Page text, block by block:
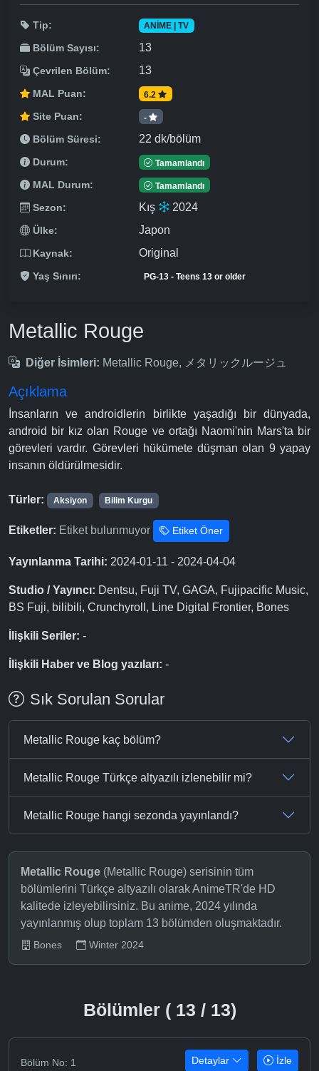
Tip: ANIME | TV
Bölüm Sayısı: 13
Çevrilen Bölüm: 13
MAL Puan: 6.2
Site Puan: -
Bölüm Süresi: 22 dk/bölüm
Durum: Tamamlandı
MAL Durum: Tamamlandı
Sezon: Kış 2024
Ülke: Japon
Kaynak: Original
Yaş Sınırı: PG-13 - Teens 13 or older
Metallic Rouge
Diğer İsimleri: Metallic Rouge, メタリックルージュ
Açıklama
İnsanların ve androidlerin birlikte yaşadığı bir dünyada,
android bir kız olan Rouge ve ortağı Naomi'nin Mars'ta bir
görevleri vardır. Görevleri hükümete düşman olan 9 yapay
insanın öldürülmesidir.
Türler: Aksiyon Bilim Kurgu
Etiketler: Etiket bulunmuyor Etiket Öner
Yayınlanma Tarihi: 2024-01-11 - 2024-04-04
Studio / Yayıncı: Dentsu, Fuji TV, GAGA, Fujipacific Music,
BS Fuji, bilibili, Crunchyroll, Line Digital Frontier, Bones
İlişkili Seriler: -
İlişkili Haber ve Blog yazıları: -
Sık Sorulan Sorular
Metallic Rouge kaç bölüm?
Metallic Rouge Türkçe altyazılı izlenebilir mi?
Metallic Rouge hangi sezonda yayınlandı?
Metallic Rouge (Metallic Rouge) serisinin tüm
bölümlerini Türkçe altyazılı olarak AnimeTR'de HD
kalitede izleyebilirsiniz. Bu anime, 2024 yılında
yayınlanmış olup toplam 13 bölümden oluşmaktadır.
Bones Winter 2024
Bölümler ( 13 / 13)
Bölüm No: 1 Detaylar İzle